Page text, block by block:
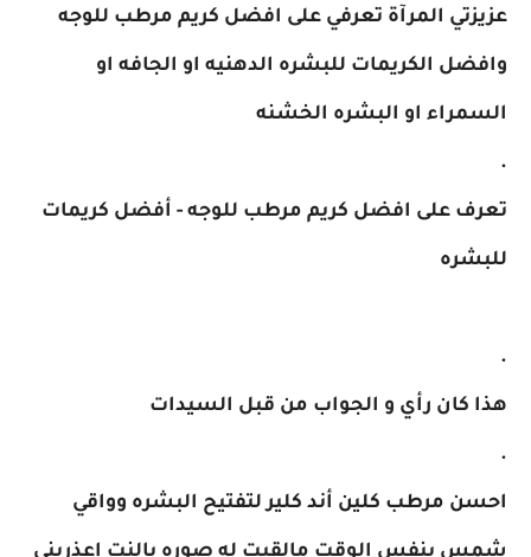
عزيزتي المرآة تعرفي على افضل كريم مرطب للوجه
وافضل الكريمات للبشره الدهنيه او الجافه او
السمراء او البشره الخشنه
.
تعرف على افضل كريم مرطب للوجه - أفضل كريمات
للبشره
.
هذا كان رأي و الجواب من قبل السيدات
.
احسن مرطب كلين أند كلير لتفتيح البشره وواقي
شمس بنفس الوقت مالقيت له صوره بالنت اعذريني